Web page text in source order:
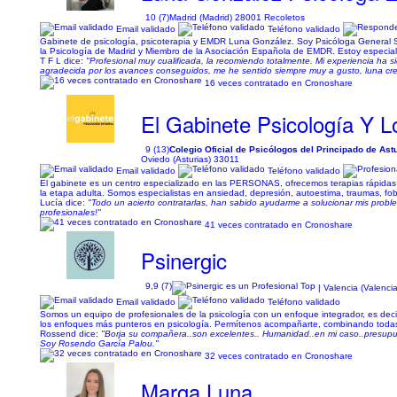
10 (7)Madrid (Madrid) 28001 Recoletos
Email validado
Teléfono validado
Gabinete de psicología, psicoterapia y EMDR Luna González. Soy Psicóloga
la Psicología de Madrid y Miembro de la Asociación Española de EMDR. Estoy
T F L dice: "Profesional muy cualificada, la recomiendo totalmente. Mi experiencia
agradecida por los avances conseguidos, me he sentido siempre muy a gusto, luna
16 veces contratado en Cronoshare
El Gabinete Psicología Y
9 (13)Colegio Oficial de Psicólogos del Principado de
Oviedo (Asturias) 33011
Email validado
Teléfono validado
El gabinete es un centro especializado en las PERSONAS, ofrecemos terapias
la etapa adulta. Somos especialistas en ansiedad, depresión, autoestima, traumas,
Lucía dice: "Todo un acierto contratarlas, han sabido ayudarme a solucionar mis
profesionales!"
41 veces contratado en Cronoshare
Psinergic
9,9 (7)
| Valencia
Email validado
Teléfono validado
Somos un equipo de profesionales de la psicología con un enfoque integrador, es
los enfoques más punteros en psicología. Permítenos acompañarte, combinando
Rossend dice: "Borja su compañera..son excelentes.. Humanidad..en mi
Soy Rosendo García Palou."
32 veces contratado en Cronoshare